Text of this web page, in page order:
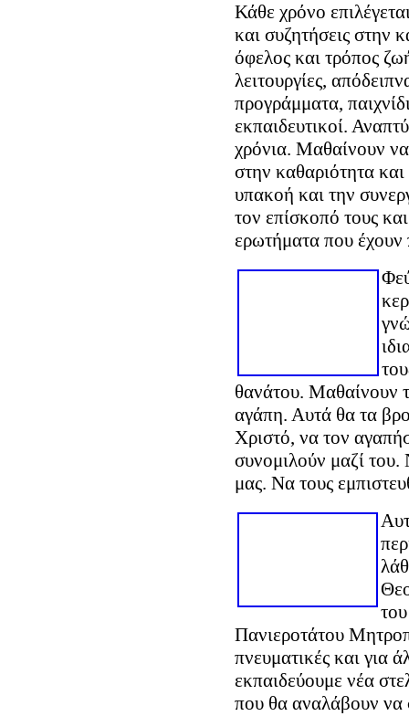
Κάθε χρόνο
και συζητήσεις στην
όφελος και τρόπος
λειτουργίες,
προγράμματα,
εκπαιδευτικοί.
χρόνια. Μαθαίνουν
στην καθαριότητα
υπακοή και την
τον επίσκοπό τους
ερωτήματα που έχουν
θανάτου. Μαθαίνουν
αγάπη. Αυτά θα τα
Χριστό, να τον
συνομιλούν μαζί
μας. Να τους
Πανιεροτάτου
πνευματικές και για
εκπαιδεύουμε νέα
που θα αναλάβουν να